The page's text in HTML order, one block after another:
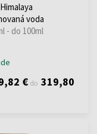
voda
- do 100ml
€ do 319,80